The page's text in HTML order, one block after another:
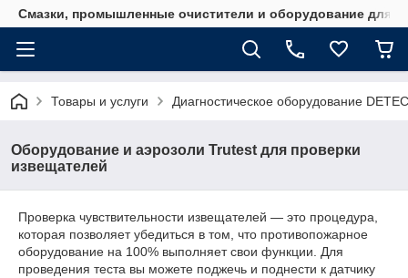
Смазки, промышленные очистители и оборудование для
Товары и услуги Диагностическое оборудование
Оборудование и аэрозоли Trutest для проверки
извещателей
Проверка чувствительности извещателей — это процедура,
которая позволяет убедиться в том, что противопожарное
оборудование на 100% выполняет свои функции. Для
проведения теста вы можете поджечь и поднести к датчику